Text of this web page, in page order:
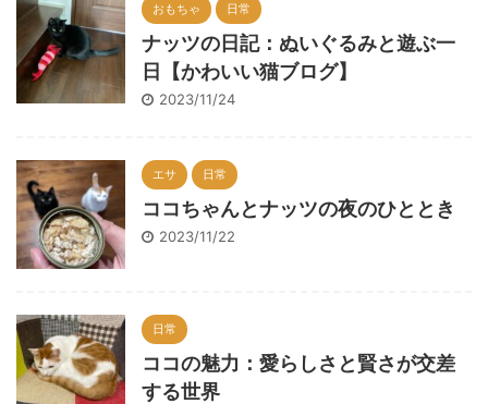
おもちゃ 日常
ナッツの日記：ぬいぐるみと遊ぶ一
日【かわいい猫ブログ】
2023/11/24
エサ 日常
ココちゃんとナッツの夜のひととき
2023/11/22
日常
ココの魅力：愛らしさと賢さが交差
する世界